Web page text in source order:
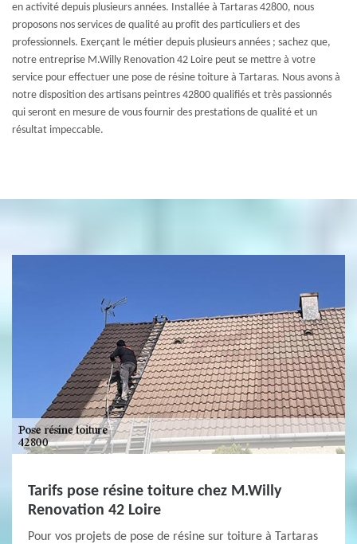
en activité depuis plusieurs années. Installée à Tartaras 42800, nous
proposons nos services de qualité au profit des particuliers et des
professionnels. Exerçant le métier depuis plusieurs années ; sachez que,
notre entreprise M.Willy Renovation 42 Loire peut se mettre à votre
service pour effectuer une pose de résine toiture à Tartaras. Nous avons à
notre disposition des artisans peintres 42800 qualifiés et très passionnés
qui seront en mesure de vous fournir des prestations de qualité et un
résultat impeccable.
Tarifs pose résine toiture chez M.Willy
Renovation 42 Loire
Pour vos projets de pose de résine sur toiture à Tartaras